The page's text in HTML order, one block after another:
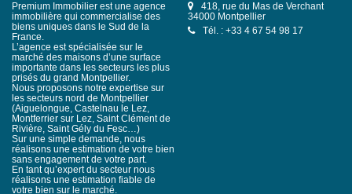
Premium Immobilier est une agence
immobilière qui commercialise des
biens uniques dans le Sud de la
France.
L’agence est spécialisée sur le
marché des maisons d’une surface
importante dans les secteurs les plus
prisés du grand Montpellier.
Nous proposons notre expertise sur
les secteurs nord de Montpellier
(Aiguelongue, Castelnau le Lez,
Montferrier sur Lez, Saint Clément de
Rivière, Saint Gély du Fesc…)
Sur une simple demande, nous
réalisons une estimation de votre bien
sans engagement de votre part.
En tant qu’expert du secteur nous
réalisons une estimation fiable de
votre bien sur le marché.
418, rue du Mas de Verchant
34000 Montpellier
Tél. : +33 4 67 54 98 17